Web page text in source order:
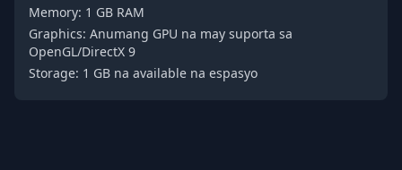
Memory: 1 GB RAM
Graphics: Anumang GPU na may suporta sa
OpenGL/DirectX 9
Storage: 1 GB na available na espasyo